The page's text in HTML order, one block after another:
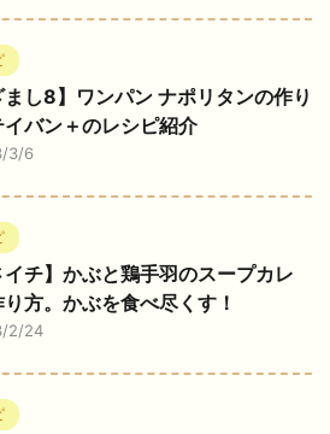
まし8】ワンパン ナポリタンの作り
バン＋のレシピ紹介
3/6
イチ】かぶと鶏手羽のスープカレ
方。かぶを食べ尽くす！
2/24